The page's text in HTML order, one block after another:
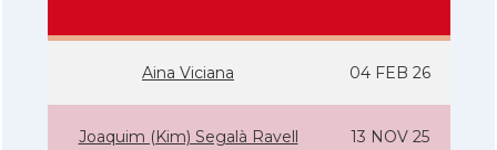
Aina Viciana 04 FEB 26
Joaquim (Kim) Segalà Ravell 13 NOV 25